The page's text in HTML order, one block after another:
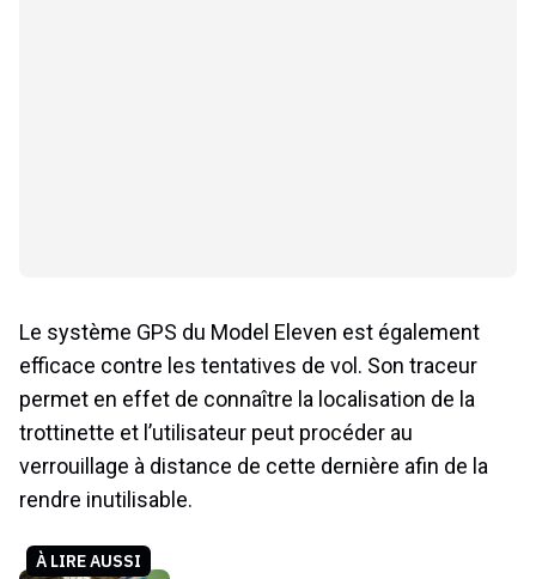
Le système GPS du Model Eleven est également
efficace contre les tentatives de vol. Son traceur
permet en effet de connaître la localisation de la
trottinette et l’utilisateur peut procéder au
verrouillage à distance de cette dernière afin de la
rendre inutilisable.
À LIRE AUSSI